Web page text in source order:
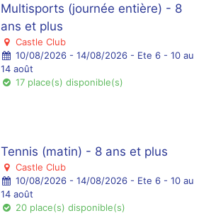
Multisports (journée entière) - 8
ans et plus
Castle Club
10/08/2026 - 14/08/2026 - Ete 6 - 10 au
14 août
17 place(s) disponible(s)
Tennis (matin) - 8 ans et plus
Castle Club
10/08/2026 - 14/08/2026 - Ete 6 - 10 au
14 août
20 place(s) disponible(s)